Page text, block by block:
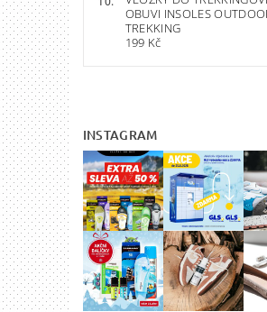
OBUVI INSOLES
TREKKING
199 Kč
INSTAGRAM